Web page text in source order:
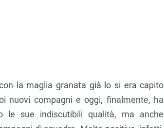
la maglia granata già lo si era capito
nuovi compagni e oggi, finalmente, ha
sue indiscutibili qualità, ma anche